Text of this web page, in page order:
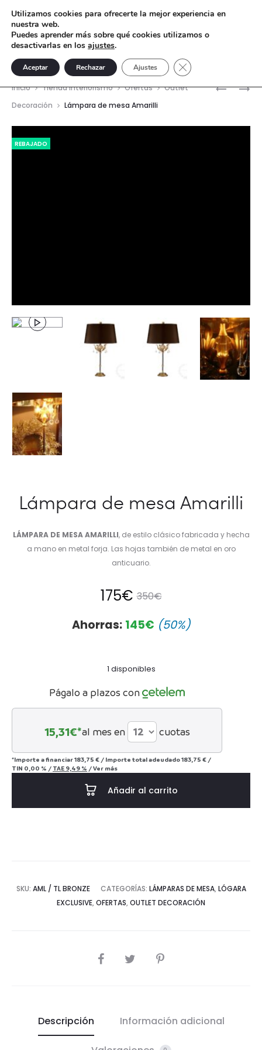
CABALLO
GLOBO
Inicio Tienda interiorismo Ofertas
Outlet
Decoración
Lámpara de mesa Amarilli
REBAJADO
Lámpara de mesa Amarilli
LÁMPARA DE MESA AMARILLI, de estilo clásico fabricada y hecha
a mano en metal forja. Las hojas también de metal en oro
anticuario.
350€
El
precio
era:
350€.
175€
El
precio
175€.
Ahorras: 145€ (50%)
1 disponibles
Págalo a plazos con
15,31€*al mes en cuotas
*Importe a financiar183,75 € / Importe total adeudado183,75 € /
TIN 0,00 % / TAE 9,49 % /Ver más
Añadir al carrito
SKU: AML / TL BRONZE CATEGORÍAS: LÁMPARAS DE MESA, LÓGARA
EXCLUSIVE, OFERTAS, OUTLET DECORACIÓN
COMPARTIR
Descripción Información adicional
Utilizamos cookies para ofrecerte la mejor experiencia en
nuestra web.
Puedes aprender más sobre qué cookies utilizamos o
desactivarlas en los ajustes.
Aceptar Rechazar Ajustes Cerrar el banner de